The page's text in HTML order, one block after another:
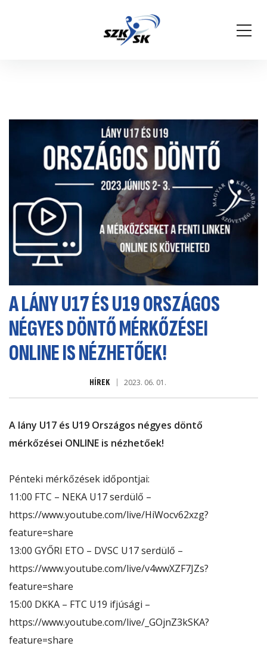
A LÁNY U17 ÉS U19 ORSZÁGOS
NÉGYES DÖNTŐ MÉRKŐZÉSEI
ONLINE IS NÉZHETŐEK!
HÍREK 2023. 06. 01.
A lány U17 és U19 Országos négyes döntő
mérkőzései ONLINE is nézhetőek!
Pénteki mérkőzések időpontjai:
11:00 FTC – NEKA U17 serdülő –
https://www.youtube.com/live/HiWocv62xzg?
feature=share
13:00 GYŐRI ETO – DVSC U17 serdülő –
https://www.youtube.com/live/v4wwXZF7JZs?
feature=share
15:00 DKKA – FTC U19 ifjúsági –
https://www.youtube.com/live/_GOjnZ3kSKA?
feature=share